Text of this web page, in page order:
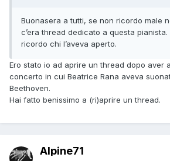
Buonasera a tutti, se non ricordo male
c’era thread dedicato a questa
ricordo chi l’aveva aperto.
Ero stato io ad aprire un thread dopo aver
concerto in cui Beatrice Rana aveva
Beethoven.
Hai fatto benissimo a (ri)aprire un thread.
Alpine71